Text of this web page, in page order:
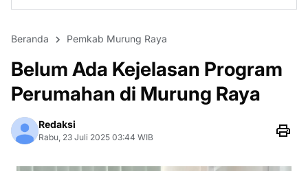
Beranda Pemkab Murung Raya
Belum Ada Kejelasan Program
Perumahan di Murung Raya
Redaksi
Rabu, 23 Juli 2025 03:44 WIB